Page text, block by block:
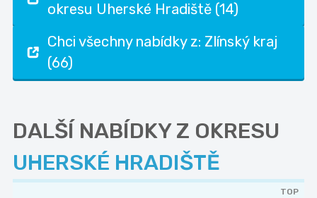
okresu Uherské Hradiště (14)
Chci všechny nabídky z: Zlínský kraj
(66)
DALŠÍ NABÍDKY Z OKRESU
UHERSKÉ HRADIŠTĚ
TOP